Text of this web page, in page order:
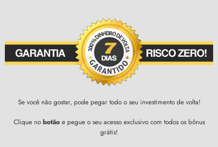
Se você não gostar, pode pegar todo o seu investimento de volta!
Clique no botão e pegue o seu acesso exclusivo com todos os bônus
grátis!